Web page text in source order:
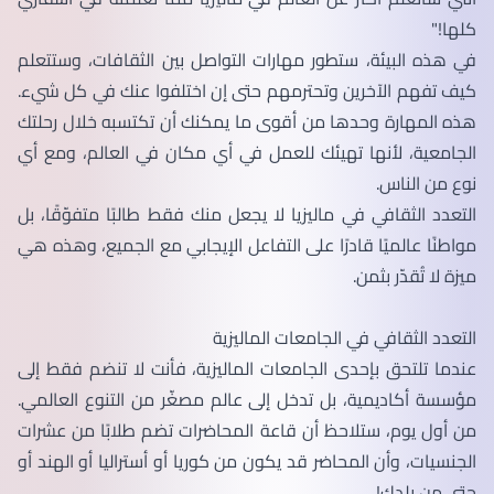
كلها!"
في هذه البيئة، ستطور مهارات التواصل بين الثقافات، وستتعلم
كيف تفهم الآخرين وتحترمهم حتى إن اختلفوا عنك في كل شيء.
هذه المهارة وحدها من أقوى ما يمكنك أن تكتسبه خلال رحلتك
الجامعية، لأنها تهيئك للعمل في أي مكان في العالم، ومع أي
نوع من الناس.
التعدد الثقافي في ماليزيا لا يجعل منك فقط طالبًا متفوّقًا، بل
مواطنًا عالميًا قادرًا على التفاعل الإيجابي مع الجميع، وهذه هي
ميزة لا تُقدّر بثمن.
التعدد الثقافي في الجامعات الماليزية
عندما تلتحق بإحدى الجامعات الماليزية، فأنت لا تنضم فقط إلى
مؤسسة أكاديمية، بل تدخل إلى عالم مصغّر من التنوع العالمي.
من أول يوم، ستلاحظ أن قاعة المحاضرات تضم طلابًا من عشرات
الجنسيات، وأن المحاضر قد يكون من كوريا أو أستراليا أو الهند أو